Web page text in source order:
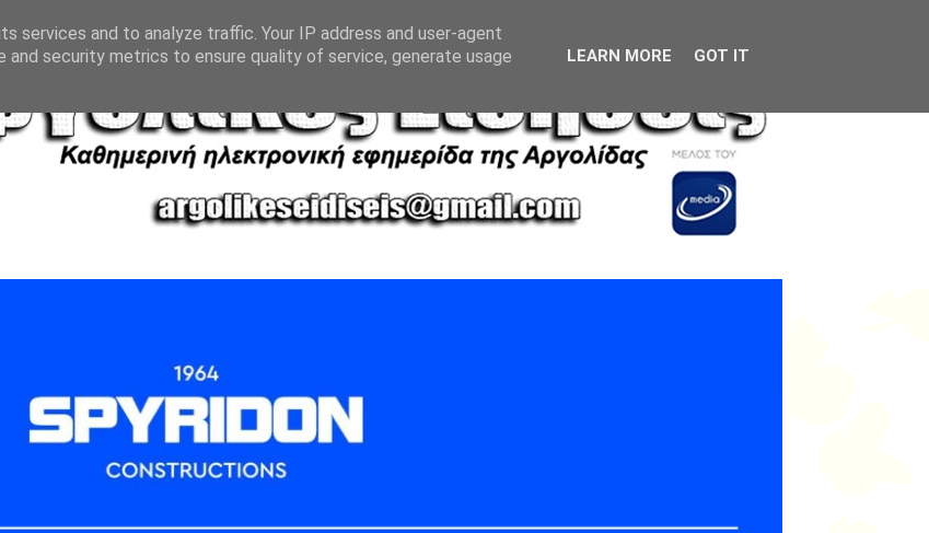
services and to analyze traffic. Your IP address and user-agent
and security metrics to ensure quality of service, generate usage
LEARN MORE GOT IT